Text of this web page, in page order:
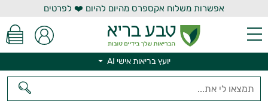
אפשרות משלוח אקספרס מהיום להיום ❤️ לפרטים
יועץ בריאות אישי AI
יועץ בריאות אישי AI